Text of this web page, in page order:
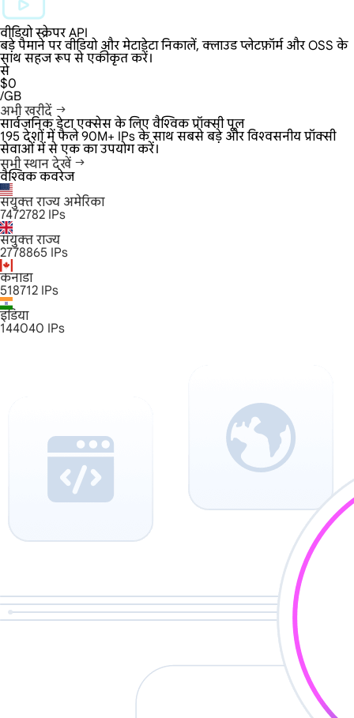
वीडियो स्क्रेपर API
बड़े पैमाने पर वीडियो और मेटाडेटा निकालें, क्लाउड प्लेटफ़ॉर्म और OSS के
साथ सहज रूप से एकीकृत करें।
से
$0
/GB
अभी खरीदें
सार्वजनिक डेटा एक्सेस के लिए वैश्विक प्रॉक्सी पूल
195 देशों में फैले 90M+ IPs के साथ सबसे बड़े और विश्वसनीय प्रॉक्सी
सेवाओं में से एक का उपयोग करें।
सभी स्थान देखें
वैश्विक कवरेज
संयुक्त राज्य अमेरिका
7472782 IPs
संयुक्त राज्य
2778865 IPs
कनाडा
518712 IPs
इंडिया
144040 IPs